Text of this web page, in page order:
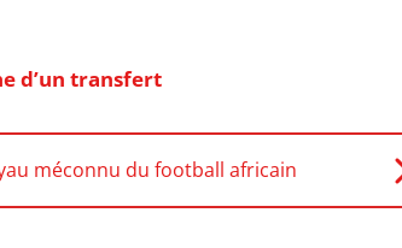
d’un transfert
méconnu du football africain